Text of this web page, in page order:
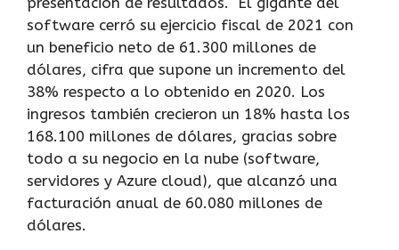
software cerró su ejercicio fiscal de 2021 con
un beneficio neto de 61.300 millones de
dólares, cifra que supone un incremento del
38% respecto a lo obtenido en 2020. Los
ingresos también crecieron un 18% hasta los
168.100 millones de dólares, gracias sobre
todo a su negocio en la nube (software,
servidores y Azure cloud), que alcanzó una
facturación anual de 60.080 millones de
dólares.